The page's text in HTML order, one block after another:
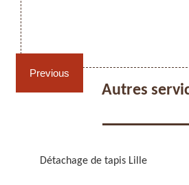
Rempaillage fauteuil,
chaises et sièges 59
Previous
Autres
Détachage de tapis Lille